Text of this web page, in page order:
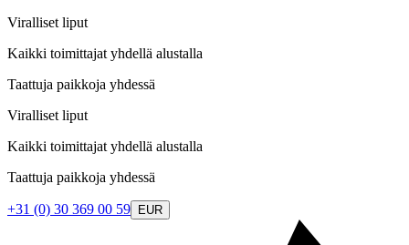
Viralliset liput
Kaikki toimittajat yhdellä alustalla
Taattuja paikkoja yhdessä
Viralliset liput
Kaikki toimittajat yhdellä alustalla
Taattuja paikkoja yhdessä
+31 (0) 30 369 00 59 EUR